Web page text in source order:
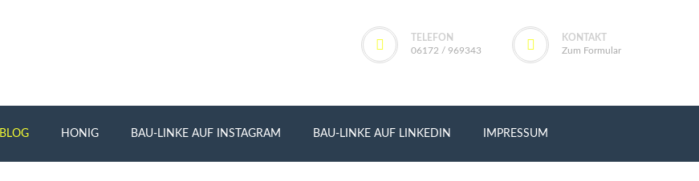
TELEFON
06172 / 969343
KONTAKT
Zum Formular
BLOG HONIG BAU-LINKE AUF INSTAGRAM BAU-LINKE AUF LINKEDIN IMPRESSUM